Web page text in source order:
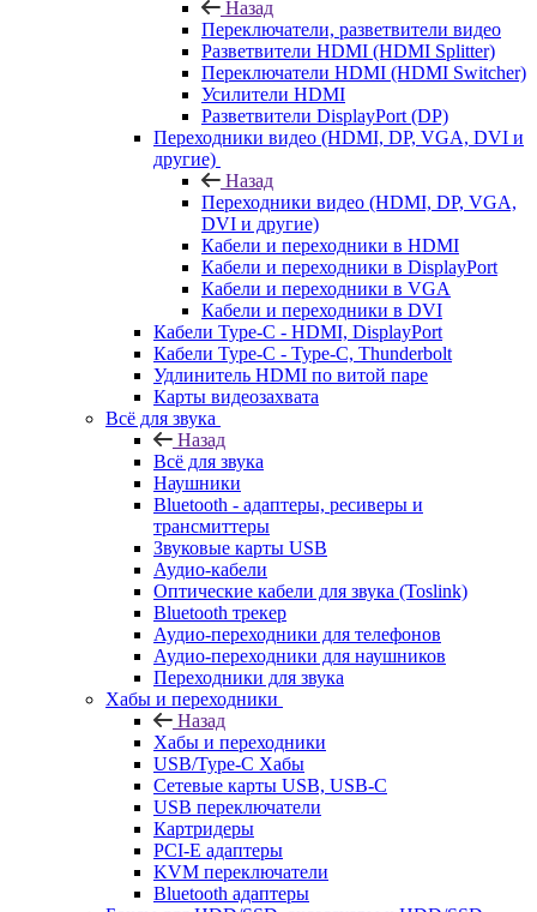
Назад
Переключатели, разветвители видео
Разветвители HDMI (HDMI Splitter)
Переключатели HDMI (HDMI Switcher)
Усилители HDMI
Разветвители DisplayPort (DP)
Переходники видео (HDMI, DP, VGA, DVI и
другие)
Назад
Переходники видео (HDMI, DP, VGA,
DVI и другие)
Кабели и переходники в HDMI
Кабели и переходники в DisplayPort
Кабели и переходники в VGA
Кабели и переходники в DVI
Кабели Type-C - HDMI, DisplayPort
Кабели Type-C - Type-C, Thunderbolt
Удлинитель HDMI по витой паре
Карты видеозахвата
Всё для звука
Назад
Всё для звука
Наушники
Bluetooth - адаптеры, ресиверы и
трансмиттеры
Звуковые карты USB
Аудио-кабели
Оптические кабели для звука (Toslink)
Bluetooth трекер
Аудио-переходники для телефонов
Аудио-переходники для наушников
Переходники для звука
Хабы и переходники
Назад
Хабы и переходники
USB/Type-C Хабы
Сетевые карты USB, USB-C
USB переключатели
Картридеры
PCI-E адаптеры
KVM переключатели
Bluetooth адаптеры